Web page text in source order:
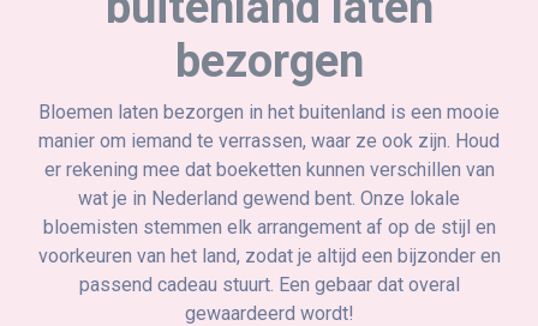
bezorgen
Bloemen laten bezorgen in het buitenland is een mooie
manier om iemand te verrassen, waar ze ook zijn. Houd
er rekening mee dat boeketten kunnen verschillen van
wat je in Nederland gewend bent. Onze lokale
bloemisten stemmen elk arrangement af op de stijl en
voorkeuren van het land, zodat je altijd een bijzonder en
passend cadeau stuurt. Een gebaar dat overal
gewaardeerd wordt!